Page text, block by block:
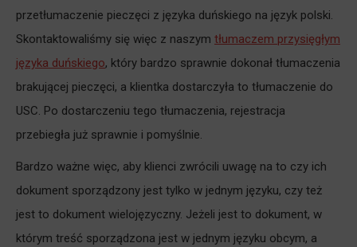
przetłumaczenie pieczęci z języka duńskiego na język polski.
Skontaktowaliśmy się więc z naszym tłumaczem przysięgłym
języka duńskiego, który bardzo sprawnie dokonał tłumaczenia
brakującej pieczęci, a klientka dostarczyła to tłumaczenie do
USC. Po dostarczeniu tego tłumaczenia, rejestracja
przebiegła już sprawnie i pomyślnie.
Bardzo ważne więc, aby klienci zwrócili uwagę na to czy ich
dokument sporządzony jest tylko w jednym języku, czy też
jest to dokument wielojęzyczny. Jeżeli jest to dokument, w
którym treść sporządzona jest w jednym języku obcym, a